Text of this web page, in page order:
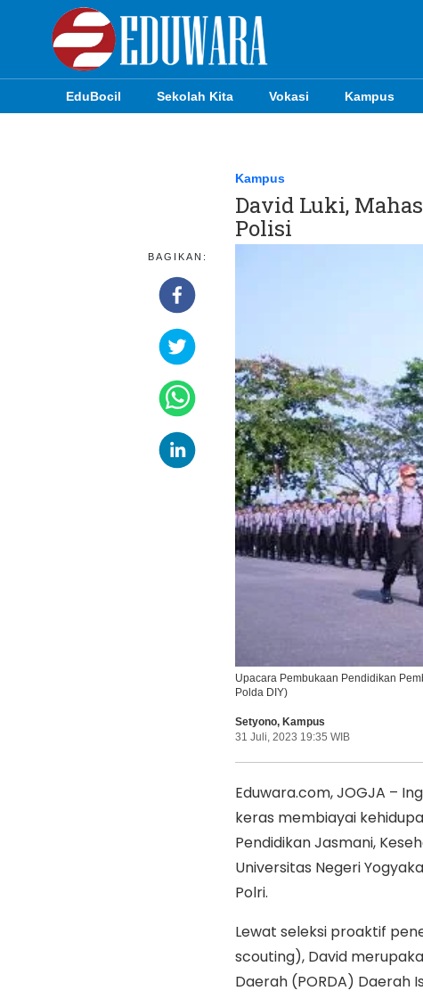
EduBocil Sekolah Kita Vokasi Kampus
Kampus
David Luki,
Polisi
BAGIKAN:
Upacara Pembukaan Pendidikan
Polda DIY)
Setyono, Kampus
31 Juli, 2023 19:35 WIB
Eduwara.com, JOGJA –
keras membiayai
Pendidikan Jasmani,
Universitas Negeri
Polri.
Lewat seleksi proaktif
scouting), David
Daerah (PORDA) Daerah